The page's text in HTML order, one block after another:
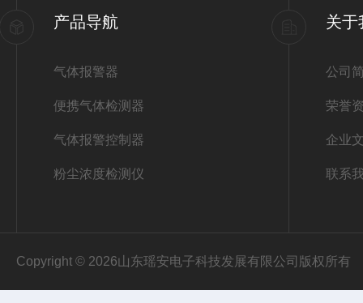
产品导航
气体报警器
便携气体检测器
气体报警控制器
粉尘浓度检测仪
关于
公司
荣誉
企业
联系
Copyright © 2026山东瑶安电子科技发展有限公司版权所有